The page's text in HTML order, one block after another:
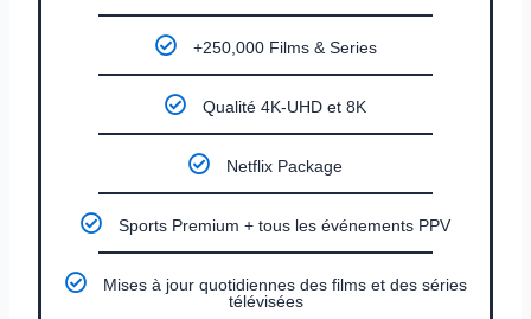
+250,000 Films & Series
Qualité 4K-UHD et 8K
Netflix Package
Sports Premium + tous les événements PPV
Mises à jour quotidiennes des films et des séries
télévisées